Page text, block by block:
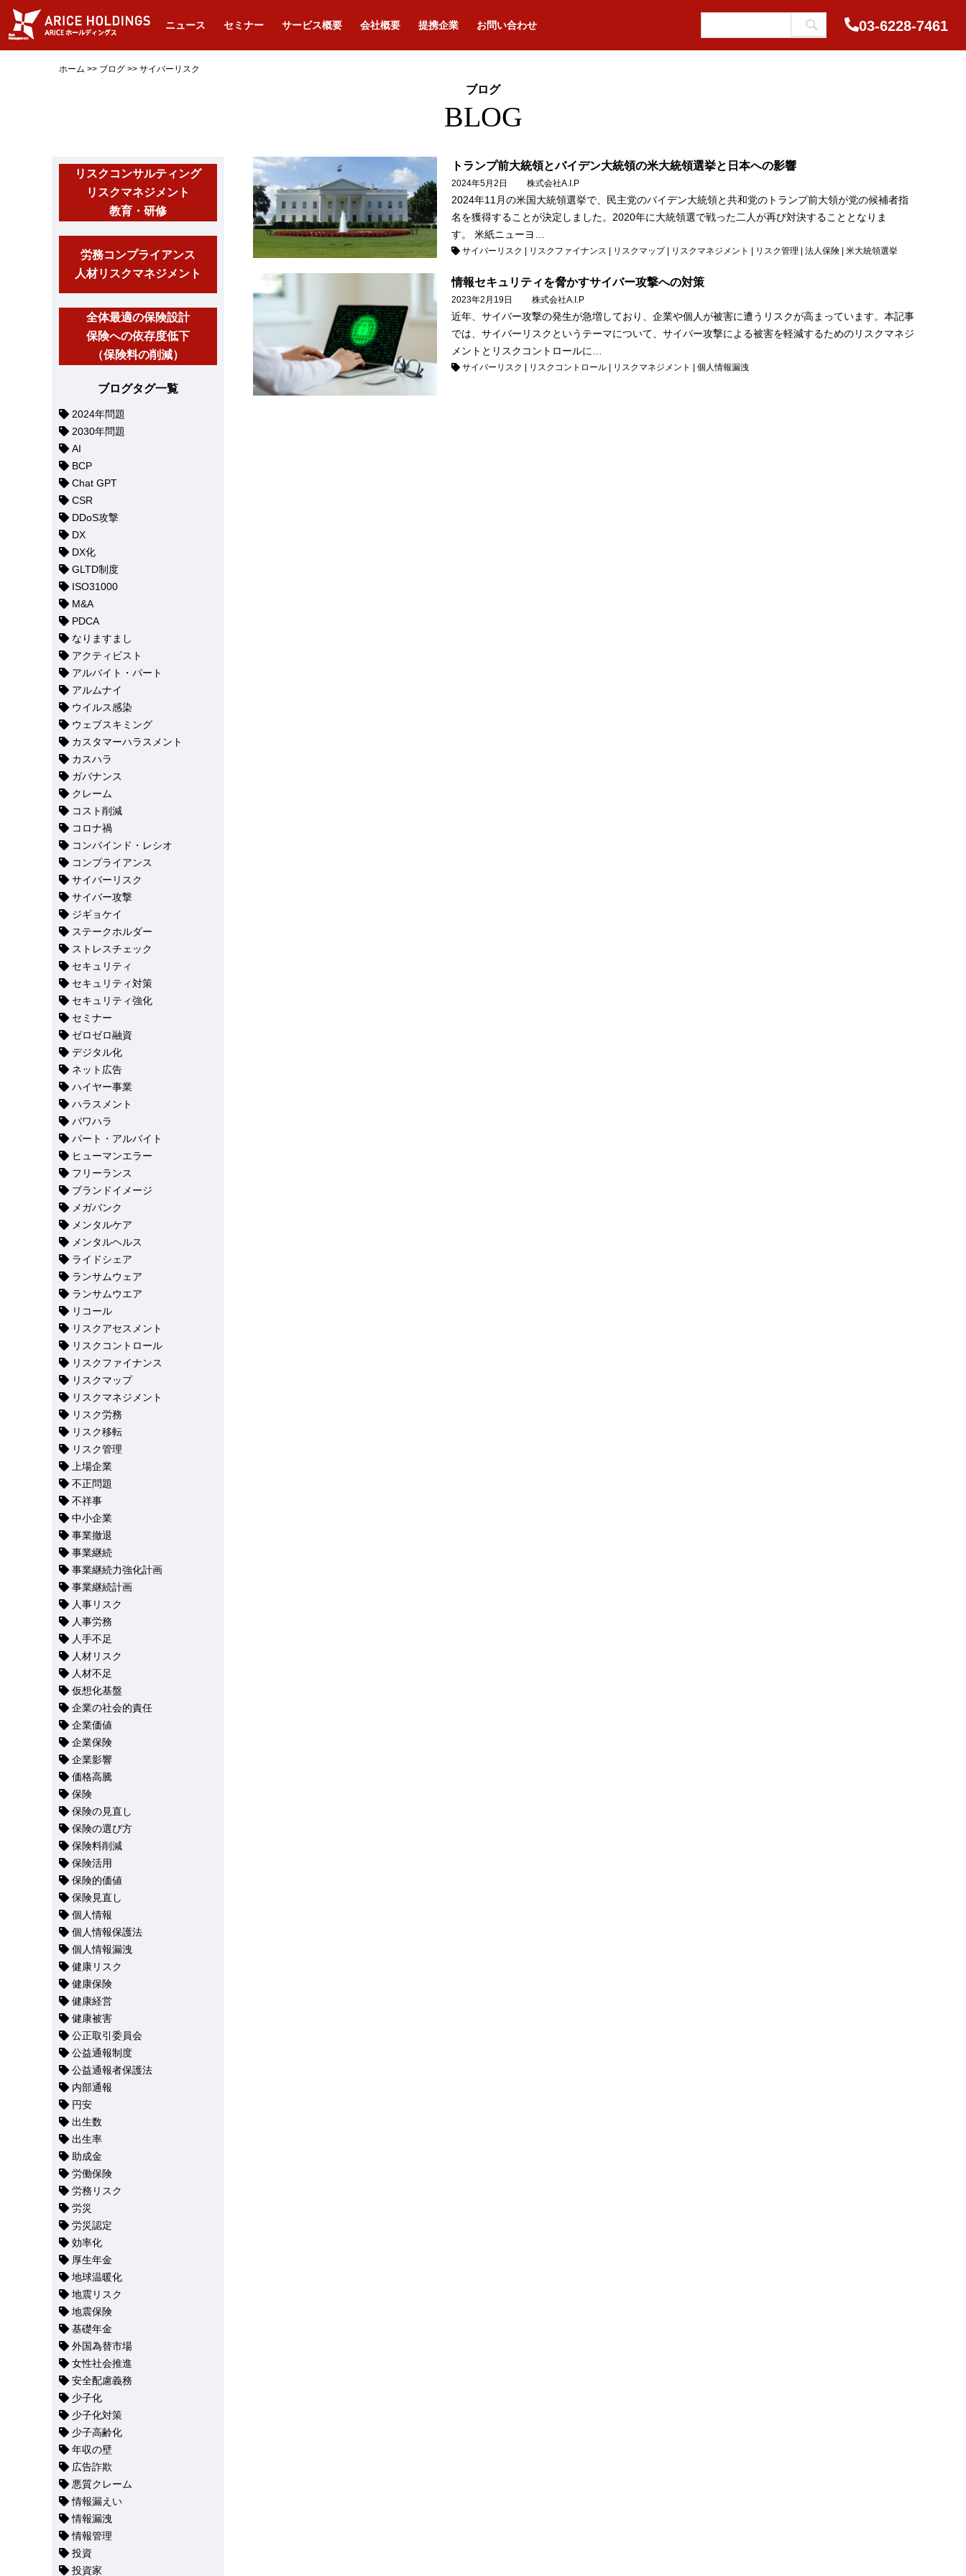
ニュース セミナー サービス概要 会社概要 提携企業 お問い合わせ 03-6228-7461
ホーム >> ブログ >> サイバーリスク
ブログ
BLOG
リスクコンサルティング
リスクマネジメント
教育・研修
労務コンプライアンス
人材リスクマネジメント
全体最適の保険設計
保険への依存度低下
（保険料の削減）
ブログタグ一覧
2024年問題
2030年問題
AI
BCP
Chat GPT
CSR
DDoS攻撃
DX
DX化
GLTD制度
ISO31000
M&A
PDCA
なりますまし
アクティビスト
アルバイト・パート
アルムナイ
ウイルス感染
ウェブスキミング
カスタマーハラスメント
カスハラ
ガバナンス
クレーム
コスト削減
コロナ禍
コンバインド・レシオ
コンプライアンス
サイバーリスク
サイバー攻撃
ジギョケイ
ステークホルダー
ストレスチェック
セキュリティ
セキュリティ対策
セキュリティ強化
セミナー
ゼロゼロ融資
デジタル化
ネット広告
ハイヤー事業
ハラスメント
パワハラ
パート・アルバイト
ヒューマンエラー
フリーランス
ブランドイメージ
メガバンク
メンタルケア
メンタルヘルス
ライドシェア
ランサムウェア
ランサムウエア
リコール
リスクアセスメント
リスクコントロール
リスクファイナンス
リスクマップ
リスクマネジメント
リスク労務
リスク移転
リスク管理
上場企業
不正問題
不祥事
中小企業
事業撤退
事業継続
事業継続力強化計画
事業継続計画
人事リスク
人事労務
人手不足
人材リスク
人材不足
仮想化基盤
企業の社会的責任
企業価値
企業保険
企業影響
価格高騰
保険
保険の見直し
保険の選び方
保険料削減
保険活用
保険的価値
保険見直し
個人情報
個人情報保護法
個人情報漏洩
健康リスク
健康保険
健康経営
健康被害
公正取引委員会
公益通報制度
公益通報者保護法
内部通報
円安
出生数
出生率
助成金
労働保険
労務リスク
労災
労災認定
効率化
厚生年金
地球温暖化
地震リスク
地震保険
基礎年金
外国為替市場
女性社会推進
安全配慮義務
少子化
少子化対策
少子高齢化
年収の壁
広告詐欺
悪質クレーム
情報漏えい
情報漏洩
情報管理
投資
投資家
トランプ前大統領とバイデン大統領の米大統領選挙と日本への影響
2024年5月2日 株式会社A.I.P
2024年11月の米国大統領選挙で、民主党のバイデン大統領と共和党のトランプ前大領が党の候補者指
名を獲得することが決定しました。2020年に大統領選で戦った二人が再び対決することとなりま
す。 米紙ニューヨ…
サイバーリスク リスクファイナンス リスクマップ| リスクマネジメント リスク管理 法人保険 米大統領選挙
情報セキュリティを脅かすサイバー攻撃への対策
2023年2月19日 株式会社A.I.P
近年、サイバー攻撃の発生が急増しており、企業や個人が被害に遭うリスクが高まっています。本記事
では、サイバーリスクというテーマについて、サイバー攻撃による被害を軽減するためのリスクマネジ
メントとリスクコントロールに…
サイバーリスク リスクコントロール リスクマネジメント 個人情報漏洩